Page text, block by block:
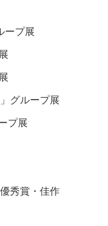
ープ展
グループ展
プ展
秀賞・佳作